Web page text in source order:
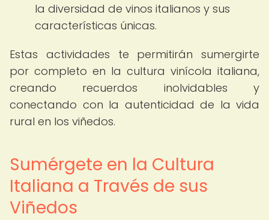
la diversidad de vinos italianos y sus
características únicas.
Estas actividades te permitirán sumergirte
por completo en la cultura vinícola italiana,
creando recuerdos inolvidables y
conectando con la autenticidad de la vida
rural en los viñedos.
Sumérgete en la Cultura
Italiana a Través de sus
Viñedos